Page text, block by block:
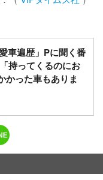
車遍歴」Pに聞く番
持ってくるのにお
かった車もありま